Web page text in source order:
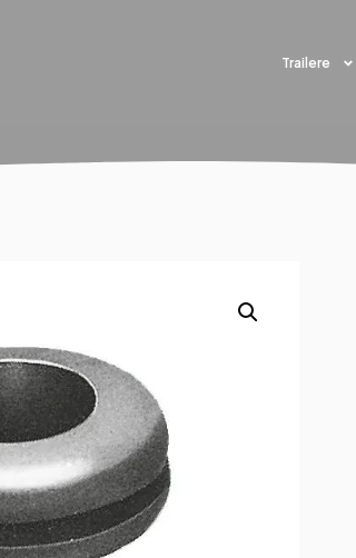
Trailere